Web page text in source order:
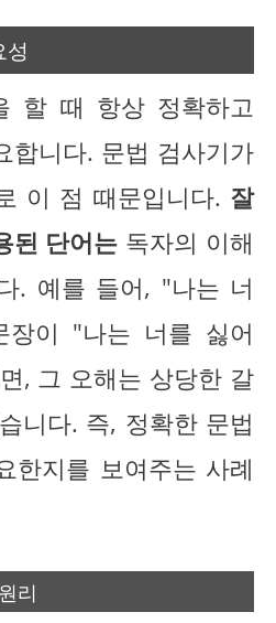
할 때 항상 정확하고
합니다. 문법 검사기가
이 점 때문입니다. 잘
된 단어는 독자의 이해
. 예를 들어, "나는 너
장이 "나는 너를 싫어
, 그 오해는 상당한 갈
니다. 즉, 정확한 문법
한지를 보여주는 사례
리